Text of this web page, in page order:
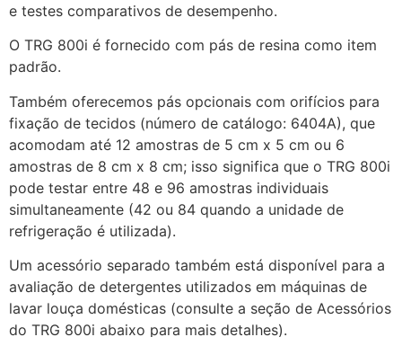
e testes comparativos de desempenho.
O TRG 800i é fornecido com pás de resina como item
padrão.
Também oferecemos pás opcionais com orifícios para
fixação de tecidos (número de catálogo: 6404A), que
acomodam até 12 amostras de 5 cm x 5 cm ou 6
amostras de 8 cm x 8 cm; isso significa que o TRG 800i
pode testar entre 48 e 96 amostras individuais
simultaneamente (42 ou 84 quando a unidade de
refrigeração é utilizada).
Um acessório separado também está disponível para a
avaliação de detergentes utilizados em máquinas de
lavar louça domésticas (consulte a seção de Acessórios
do TRG 800i abaixo para mais detalhes).